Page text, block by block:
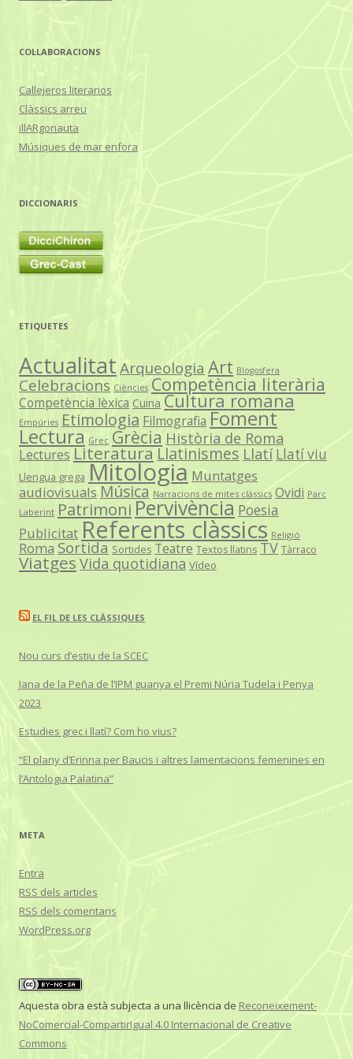
COL·LABORACIONS
Callejeros literarios
Clàssics arreu
illARgonauta
Músiques de mar enfora
DICCIONARIS
ETIQUETES
ActualitatArqueologia Art Blogosfera
Celebracions Ciències Competència literària
Competència lèxica Cuina Cultura romana
Empúries Etimologia Filmografia Foment
Lectura Grec Grècia Història de Roma
Lectures LiteraturaLlatinismes Llatí Llatí viu
Llengua grega Mitologia Muntatges
audiovisuals Música Narracions de mites clàssics Ovidi Parc
Laberint PatrimoniPervivència Poesia
PublicitatReferents clàssics Religió
Roma Sortida Sortides Teatre Textos llatins TV Tàrraco
ViatgesVida quotidiana Vídeo
EL FIL DE LES CLÀSSIQUES
Nou curs d’estiu de la SCEC
Jana de la Peña de l’IPM guanya el Premi Núria Tudela i Penya
2023
Estudies grec i llatí? Com ho vius?
“El plany d’Erinna per Baucis i altres lamentacions femenines en
l’Antologia Palatina”
META
Entra
RSS dels articles
RSS dels comentaris
WordPress.org
Aquesta obra està subjecta a una llicència de Reconeixement-
NoComercial-CompartirIgual 4.0 Internacional de Creative
Commons